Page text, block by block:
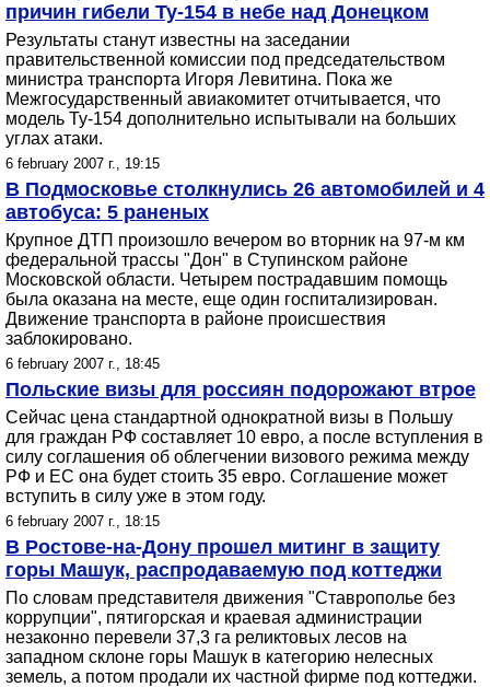
причин гибели Ту-154 в небе над Донецком
Результаты станут известны на заседании
правительственной комиссии под председательством
министра транспорта Игоря Левитина. Пока же
Межгосударственный авиакомитет отчитывается, что
модель Ту-154 дополнительно испытывали на больших
углах атаки.
6 february 2007 г., 19:15
В Подмосковье столкнулись 26 автомобилей и 4
автобуса: 5 раненых
Крупное ДТП произошло вечером во вторник на 97-м км
федеральной трассы "Дон" в Ступинском районе
Московской области. Четырем пострадавшим помощь
была оказана на месте, еще один госпитализирован.
Движение транспорта в районе происшествия
заблокировано.
6 february 2007 г., 18:45
Польские визы для россиян подорожают втрое
Сейчас цена стандартной однократной визы в Польшу
для граждан РФ составляет 10 евро, а после вступления в
силу соглашения об облегчении визового режима между
РФ и ЕС она будет стоить 35 евро. Соглашение может
вступить в силу уже в этом году.
6 february 2007 г., 18:15
В Ростове-на-Дону прошел митинг в защиту
горы Машук, распродаваемую под коттеджи
По словам представителя движения "Ставрополье без
коррупции", пятигорская и краевая администрации
незаконно перевели 37,3 га реликтовых лесов на
западном склоне горы Машук в категорию нелесных
земель, а потом продали их частной фирме под коттеджи.